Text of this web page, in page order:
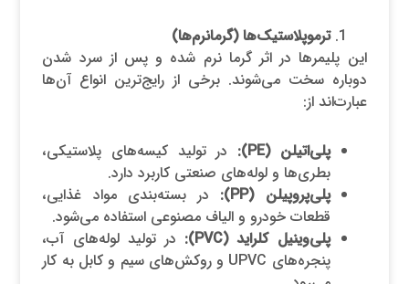
ترموپلاستیک‌ها (گرمانرم‌ها)
این پلیمرها در اثر گرما نرم شده و پس از سرد شدن
دوباره سخت می‌شوند. برخی از رایج‌ترین انواع آن‌ها
عبارت‌اند از:
پلی‌اتیلن (PE
):در تولید کیسه‌های پلاستیکی،
بطری‌ها و لوله‌های صنعتی کاربرد دارد.
پلی‌پروپیلن (PP
):در بسته‌بندی مواد غذایی،
قطعات خودرو و الیاف مصنوعی استفاده می‌شود.
پلی‌وینیل کلراید (PVC
):در تولید لوله‌های آب،
پنجره‌های UPVC و روکش‌های سیم و کابل به کار